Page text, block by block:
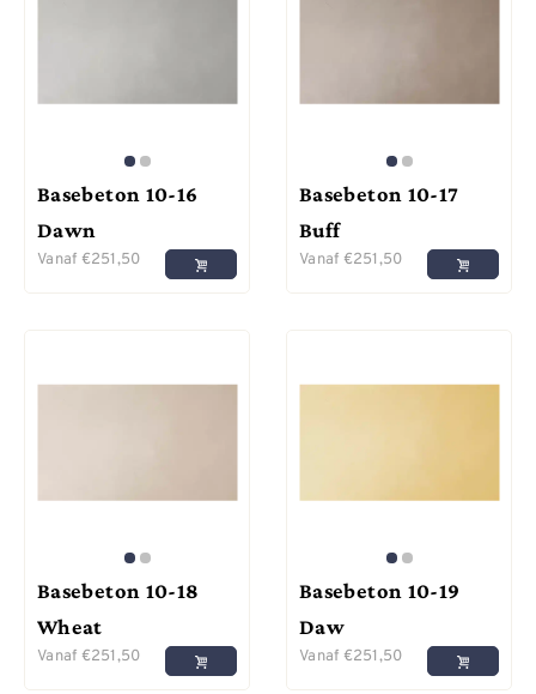
Basebeton 10-16
Dawn
Vanaf €251,50
Basebeton 10-17
Buff
Vanaf €251,50
Basebeton 10-18
Wheat
Vanaf €251,50
Basebeton 10-19
Daw
Vanaf €251,50